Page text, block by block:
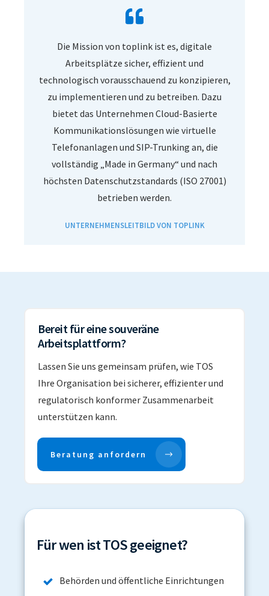
Die Mission von toplink ist es, digitale
Arbeitsplätze sicher, effizient und
technologisch vorausschauend zu konzipieren,
zu implementieren und zu betreiben. Dazu
bietet das Unternehmen Cloud-Basierte
Kommunikationslösungen wie virtuelle
Telefonanlagen und SIP-Trunking an, die
vollständig „Made in Germany“ und nach
höchsten Datenschutzstandards (ISO 27001)
betrieben werden.
UNTERNEHMENSLEITBILD VON TOPLINK
Bereit für eine souveräne
Arbeitsplattform?
Lassen Sie uns gemeinsam prüfen, wie TOS
Ihre Organisation bei sicherer, effizienter und
regulatorisch konformer Zusammenarbeit
unterstützen kann.
Beratung anfordern
Für wen ist TOS geeignet?
Behörden und öffentliche Einrichtungen